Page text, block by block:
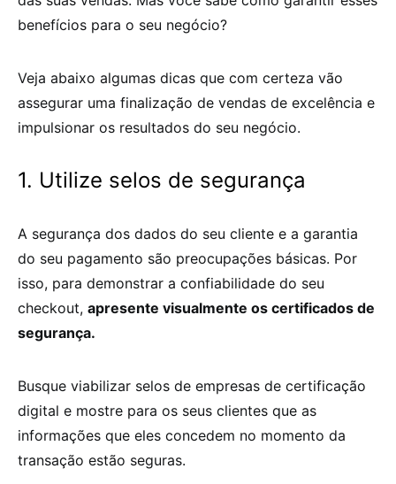
benefícios para o seu negócio?
Veja abaixo algumas dicas que com certeza vão
assegurar uma finalização de vendas de excelência e
impulsionar os resultados do seu negócio.
1. Utilize selos de segurança
A segurança dos dados do seu cliente e a garantia
do seu pagamento são preocupações básicas. Por
isso, para demonstrar a confiabilidade do seu
checkout, apresente visualmente os certificados de
segurança.
Busque viabilizar selos de empresas de certificação
digital e mostre para os seus clientes que as
informações que eles concedem no momento da
transação estão seguras.